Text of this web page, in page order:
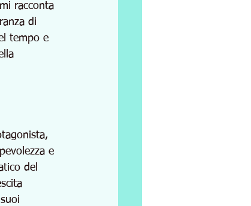
racconta
di
tempo e
e
del